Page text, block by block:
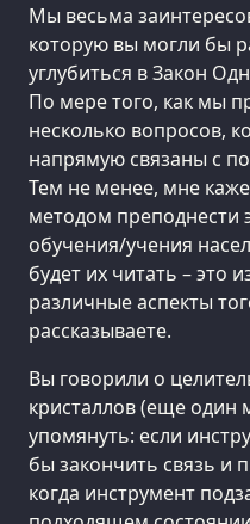
Мы весьма
которую вы могли бы
углубиться в Закон
По мере того, как мы
несколько вопросов,
напрямую связаны с
Тем не менее, мне
методом преподнести
обучения/учения
будет их читать – это
различные аспекты
рассказываете.
Вы говорили о
кристаллов (еще один
упомянуть: если
бы закончить связь и
когда инструмент